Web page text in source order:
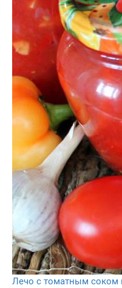
Лечо с томатным соком